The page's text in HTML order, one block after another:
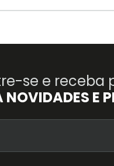
NOVIDADES E
se e receba